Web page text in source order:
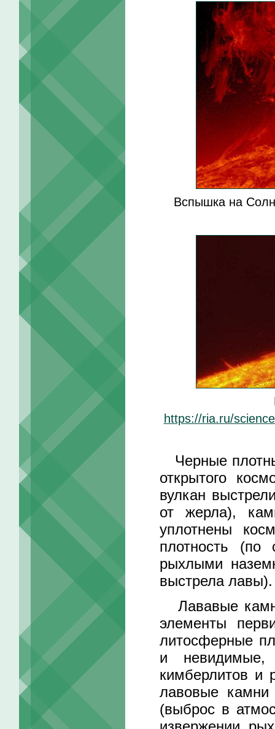
Вспышка на
https://ria.ru/
Черные
открытого
вулкан
от жерла),
уплотнены
плотность
рыхлыми
выстрела лавы).
Лававые
элементы
литосферные
и
кимберлитов и
лавовые камни
(выброс в